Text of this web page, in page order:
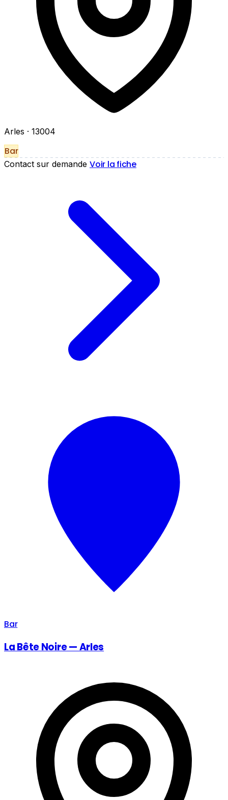
Arles · 13004
Bar
Contact sur demande Voir la fiche
Bar
La Bête Noire — Arles